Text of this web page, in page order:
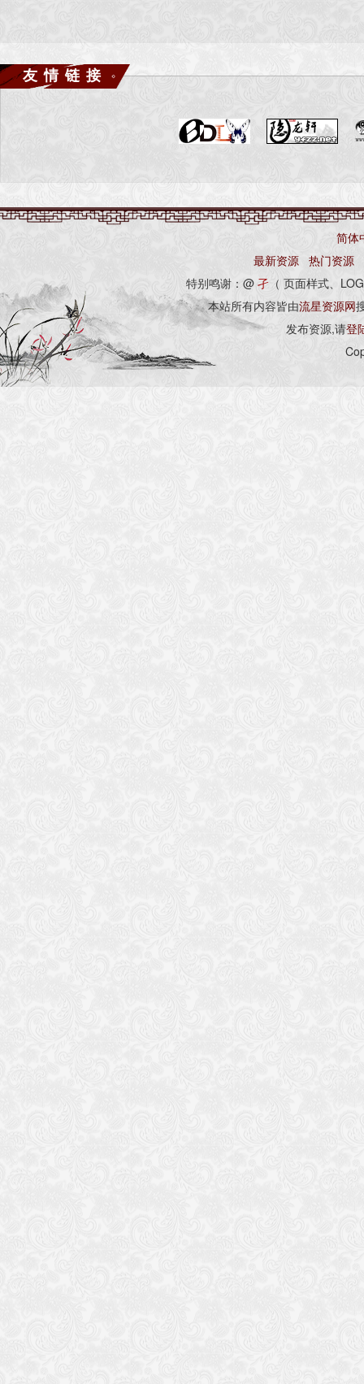
友情链接
简体
最新资源 热门资源
特别鸣谢：@ 孑 （ 页面样式、
本站所有内容皆由流星资源网
发布资源,请登